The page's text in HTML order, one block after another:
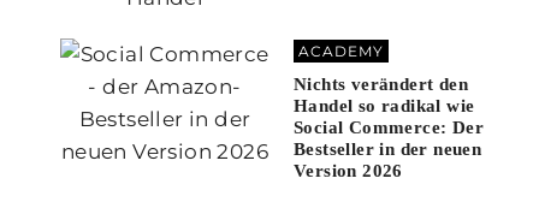
ACADEMY
Nichts verändert den
Handel so radikal wie
Social Commerce: Der
Bestseller in der neuen
Version 2026